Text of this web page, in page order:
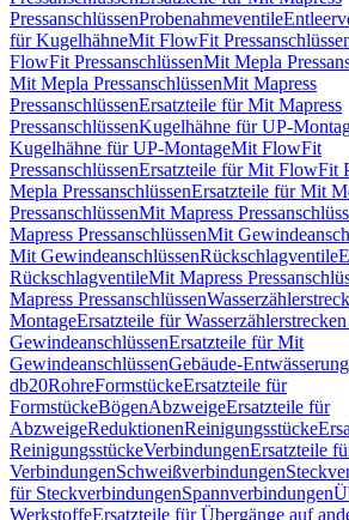
PressanschlüssenProbenahmeventile
für KugelhähneMit FlowFit
FlowFit PressanschlüssenMit Mepla
Mit Mepla PressanschlüssenMit Mapress
PressanschlüssenErsatzteile für Mit Mapress
PressanschlüssenKugelhähne für UP-
Kugelhähne für UP-MontageMit FlowFit
PressanschlüssenErsatzteile für Mit FlowFit
Mepla PressanschlüssenErsatzteile für Mit
PressanschlüssenMit Mapress
Mapress PressanschlüssenMit
Mit GewindeanschlüssenRückschlagventile
RückschlagventileMit Mapress
Mapress Pressanschlüssen
MontageErsatzteile für
GewindeanschlüssenErsatzteile für Mit
GewindeanschlüssenGebäude-
db20RohreFormstückeErsatzteile für
FormstückeBögenAbzweigeErsatzteile für
AbzweigeReduktionenReinigungsstücke
ReinigungsstückeVerbindungenErsatzteile
VerbindungenSchweißverbindungen
für SteckverbindungenSpannverbindungen
WerkstoffeErsatzteile für Übergänge auf